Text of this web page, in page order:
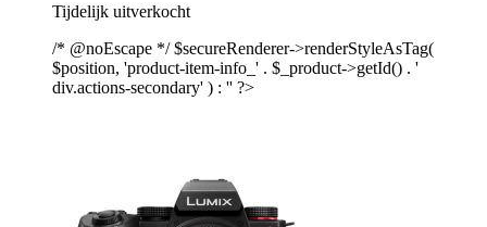
Tijdelijk uitverkocht
/* @noEscape */ $secureRenderer->renderStyleAsTag(
$position, 'product-item-info_' . $_product->getId() . '
div.actions-secondary' ) : '' ?>